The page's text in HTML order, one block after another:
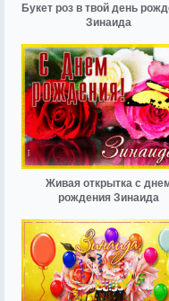
Букет роз в твой день
Зинаида
Живая открытка с
рождения Зинаида